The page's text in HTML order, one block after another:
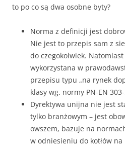
to po co są dwa osobne byty?
Norma z definicji jest
Nie jest to przepis sam z
do czegokolwiek.
wykorzystana w
przepisu typu „na rynek
klasy wg. normy PN-EN 303-
Dyrektywa unijna nie jest
tylko branżowym – jest
owszem, bazuje na
w odniesieniu do kotłów na